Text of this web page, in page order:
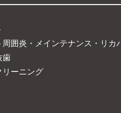
周囲炎・メインテナンス・リカ
歯
リーニング